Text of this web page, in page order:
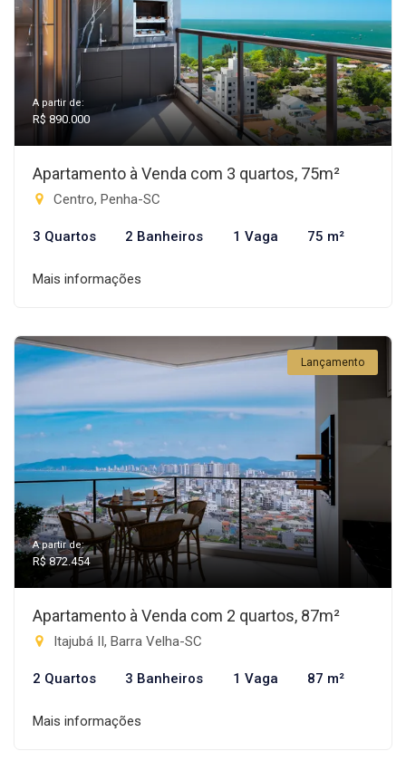
A partir de:
R$ 890.000
Apartamento à Venda com 3 quartos, 75m²
Centro, Penha-SC
3 Quartos 2 Banheiros 1 Vaga 75 m²
Mais informações
Lançamento
A partir de:
R$ 872.454
Apartamento à Venda com 2 quartos, 87m²
Itajubá II, Barra Velha-SC
2 Quartos 3 Banheiros 1 Vaga 87 m²
Mais informações